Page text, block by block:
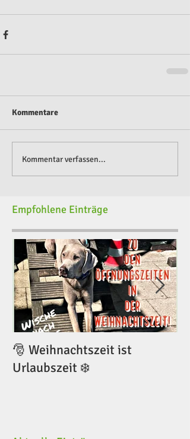
Kommentare
Kommentar verfassen...
Empfohlene Einträge
🎅 Weihnachtszeit ist
Urlaubszeit ❄️